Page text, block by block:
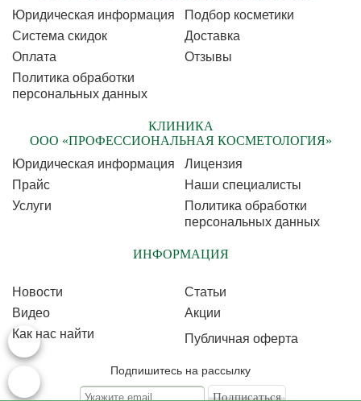
Юридическая информация
Подбор косметики
Cистема скидок
Доставка
Оплата
Отзывы
Политика обработки
персональных данных
КЛИНИКА
ООО «ПРОФЕССИОНАЛЬНАЯ КОСМЕТОЛОГИЯ»
Юридическая информация
Лицензия
Прайс
Наши специалисты
Услуги
Политика обработки
персональных данных
ИНФОРМАЦИЯ
Новости
Статьи
Видео
Акции
Как нас найти
Публичная оферта
Подпишитесь на рассылку